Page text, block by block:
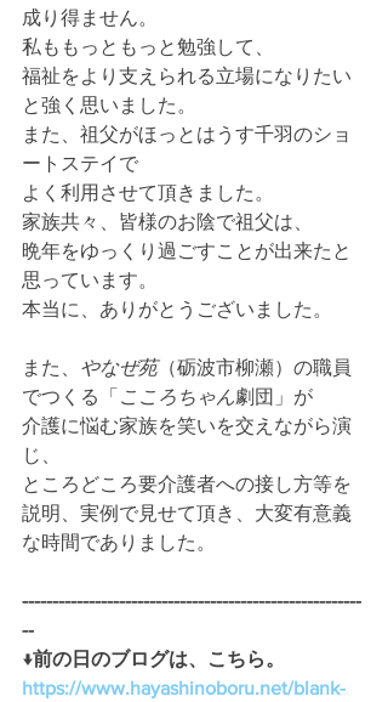
成り得ません。
私ももっともっと勉強して、
福祉をより支えられる立場になりたい
と強く思いました。
また、祖父がほっとはうす千羽のショ
ートステイで
よく利用させて頂きました。
家族共々、皆様のお陰で祖父は、
晩年をゆっくり過ごすことが出来たと
思っています。
本当に、ありがとうございました。
また、 やなぜ苑（砺波市柳瀬）の職員
でつくる「 こころちゃん劇団」が
介護に悩む家族を笑いを交えながら演
じ、
ところどころ要介護者への接し方等を
説明、実例で見せて頂き、大変有意義
な時間でありました。
--------------------------------------------------------
--
↓前の日のブログは、こちら。
https://www.hayashinoboru.net/blank-